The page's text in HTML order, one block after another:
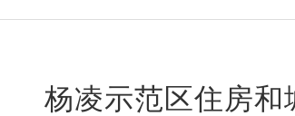
杨凌示范区住房和